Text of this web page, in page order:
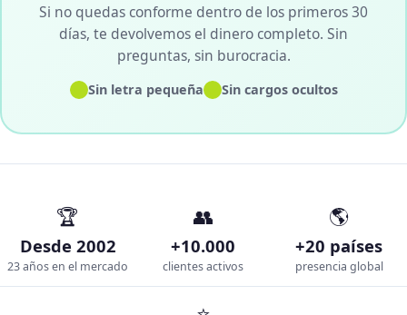
Si no quedas conforme dentro de los primeros 30
días, te devolvemos el dinero completo. Sin
preguntas, sin burocracia.
✓Sin letra pequeña✓Sin cargos ocultos
🏆
Desde 2002
23 años en el mercado
👥
+10.000
clientes activos
🌎
+20 países
presencia global